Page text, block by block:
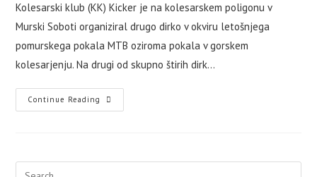
Kolesarski klub (KK) Kicker je na kolesarskem poligonu v
Murski Soboti organiziral drugo dirko v okviru letošnjega
pomurskega pokala MTB oziroma pokala v gorskem
kolesarjenju. Na drugi od skupno štirih dirk…
Continue Reading
Murski